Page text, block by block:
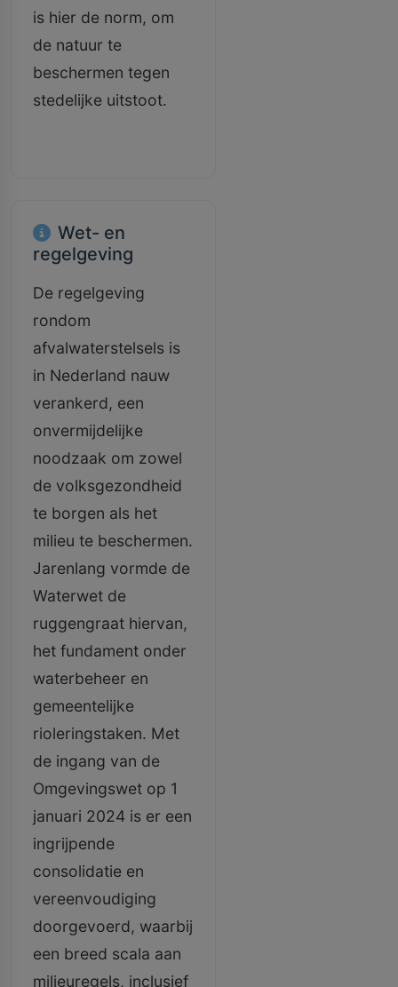
is hier de norm, om
de natuur te
beschermen tegen
stedelijke uitstoot.
Wet- en
regelgeving
De regelgeving
rondom
afvalwaterstelsels is
in Nederland nauw
verankerd, een
onvermijdelijke
noodzaak om zowel
de volksgezondheid
te borgen als het
milieu te beschermen.
Jarenlang vormde de
Waterwet de
ruggengraat hiervan,
het fundament onder
waterbeheer en
gemeentelijke
rioleringstaken. Met
de ingang van de
Omgevingswet op 1
januari 2024 is er een
ingrijpende
consolidatie en
vereenvoudiging
doorgevoerd, waarbij
een breed scala aan
milieuregels, inclusief